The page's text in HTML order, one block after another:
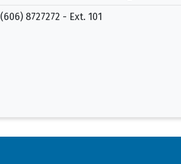
(606) 8727272 - Ext. 101